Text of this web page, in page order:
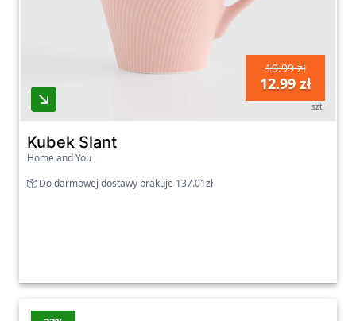
19.99 zł
12.99 zł
szt
Kubek Slant
Home and You
Do darmowej dostawy brakuje 137.01zł